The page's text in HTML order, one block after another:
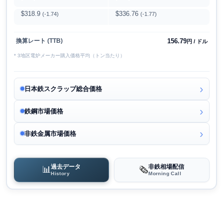
$318.9 (-1.74) $336.76 (-1.77)
換算レート (TTB) 156.79円 / ドル
* 3地区電炉メーカー購入価格平均（トン当たり）
日本鉄スクラップ総合価格
鉄鋼市場価格
非鉄金属市場価格
📊過去データ
History 🗞️非鉄相場配信
Morning Call